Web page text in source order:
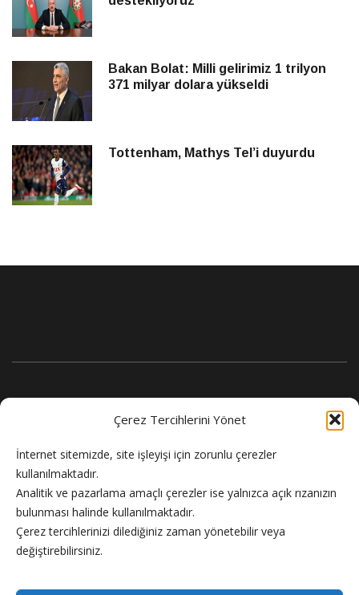
Çerez Tercihlerini Yönet
İnternet sitemizde, site işleyişi için zorunlu çerezler
kullanılmaktadır.
Analitik ve pazarlama amaçlı çerezler ise yalnızca açık rızanızın
bulunması halinde kullanılmaktadır.
Çerez tercihlerinizi dilediğiniz zaman yönetebilir veya
değiştirebilirsiniz.
Bakan Bolat: Milli gelirimiz 1 trilyon
371 milyar dolara yükseldi
Tottenham, Mathys Tel’i duyurdu
Flash Haber doğru ve güncel haber sitesi.